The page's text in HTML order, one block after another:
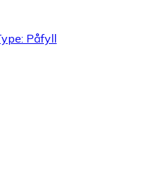
Påfyll